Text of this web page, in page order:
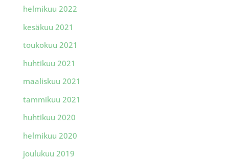
helmikuu 2022
kesäkuu 2021
toukokuu 2021
huhtikuu 2021
maaliskuu 2021
tammikuu 2021
huhtikuu 2020
helmikuu 2020
joulukuu 2019